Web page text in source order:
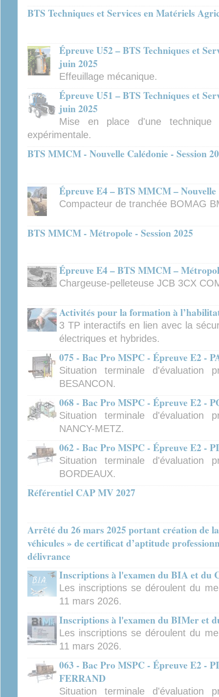
BTS Techniques et Services en Matériels
Épreuve U52 – BTS Techniques et
juin 2025
Effeuillage mécanique.
Épreuve U51 – BTS Techniques et
juin 2025
Mise en place d'une technique
expérimentale.
BTS MMCM - Nouvelle Calédonie - Session
Épreuve E4 – BTS MMCM – Nouvelle
Compacteur de tranchée BOMAG
BTS MMCM - Métropole - Session 2025
Épreuve E4 – BTS MMCM –
Chargeuse-pelleteuse JCB 3CX
Activités pour la formation à
3 TP interactifs en lien avec la
électriques et hybrides.
075 - Bac Pro MSPC - Épreuve E2 -
Situation terminale d'évaluation
BESANCON.
068 - Bac Pro MSPC - Épreuve E2 -
Situation terminale d'évaluation
NANCY-METZ.
062 - Bac Pro MSPC - Épreuve E2 -
Situation terminale d'évaluation
BORDEAUX.
Référentiel CAP MV 2027
Arrêté du 26 mars 2025 portant création de
véhicules » de certificat d’aptitude
délivrance
Inscriptions à l'examen du BIA et du
Les inscriptions se déroulent du
11 mars 2026.
Inscriptions à l'examen du BIMer et
Les inscriptions se déroulent du
11 mars 2026.
063 - Bac Pro MSPC - Épreuve E2 -
FERRAND
Situation terminale d'évaluation